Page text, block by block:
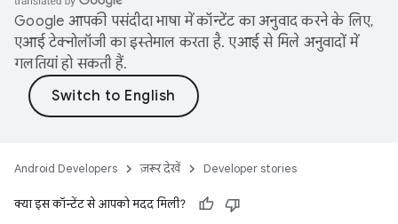
Google आपकी पसंदीदा भाषा में कॉन्टेंट का अनुवाद करने के लिए,
एआई टेक्नोलॉजी का इस्तेमाल करता है. एआई से मिले अनुवादों में
गलतियां हो सकती हैं.
Android Developers ज़रूर देखें Developer stories
क्या इस कॉन्टेंट से आपको मदद मिली?